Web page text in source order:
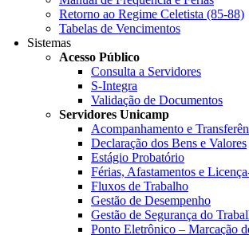
Retorno ao Regime Celetista (85-88)
Tabelas de Vencimentos
Sistemas
Acesso Público
Consulta a Servidores
S-Integra
Validação de Documentos
Servidores Unicamp
Acompanhamento e
Declaração dos Bens e Valores
Estágio Probatório
Férias, Afastamentos e
Fluxos de Trabalho
Gestão de Desempenho
Gestão de Segurança do
Ponto Eletrônico – Marcação